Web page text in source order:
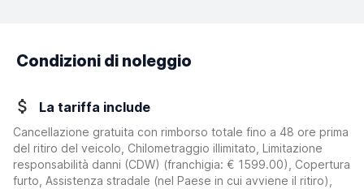
Condizioni di noleggio
La tariffa include
Cancellazione gratuita con rimborso totale fino a 48 ore prima
del ritiro del veicolo, Chilometraggio illimitato, Limitazione
responsabilità danni (CDW) (franchigia: € 1599.00)
, Copertura
furto, Assistenza stradale (nel Paese in cui avviene il ritiro),